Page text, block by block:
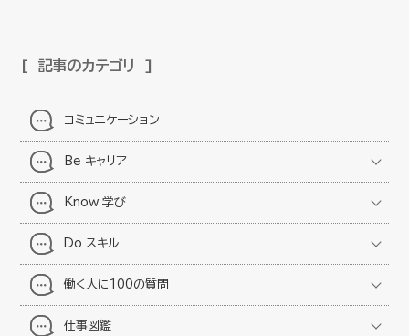
記事のカテゴリ
コミュニケーション
Be キャリア
Know 学び
Do スキル
働く人に100の質問
仕事図鑑